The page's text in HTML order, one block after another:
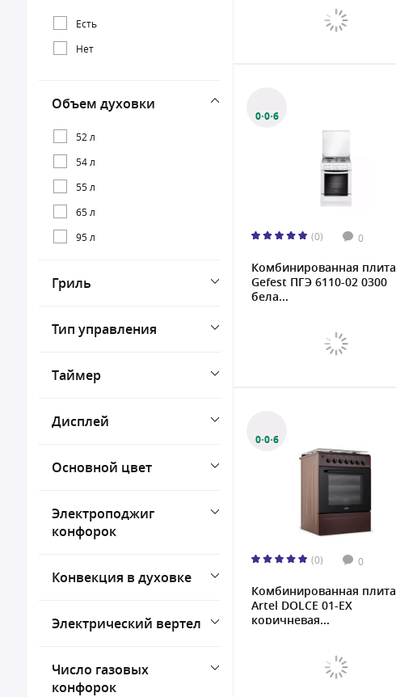
Есть
Нет
Объем духовки
52 л
54 л
55 л
65 л
95 л
Гриль
Тип управления
Таймер
Дисплей
Основной цвет
Электроподжиг
конфорок
Конвекция в духовке
Электрический вертел
Число газовых
конфорок
0·0·6
(0) 0
Комбинированная плита
Gefest ПГЭ 6110-02 0300
бела...
0·0·6
(0) 0
Комбинированная плита
Artel DOLCE 01-EX
коричневая...